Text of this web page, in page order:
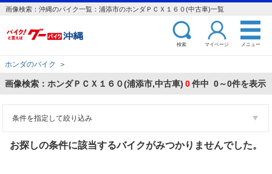
画像検索：沖縄のバイク一覧：浦添市のホンダＰＣＸ１６０(中古車)一覧
検索 マイページ メニュー
ホンダのバイク ＞
画像検索：ホンダＰＣＸ１６０(浦添市,中古車) 0件中 0～0件を表示
条件を指定して絞り込み
お探しの条件に該当するバイクがみつかりませんでした。